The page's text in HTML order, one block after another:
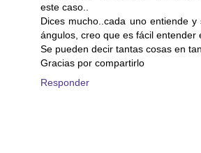
este caso..
Dices mucho..cada uno entiende
ángulos, creo que es fácil entender
Se pueden decir tantas cosas en
Gracias por compartirlo
Responder